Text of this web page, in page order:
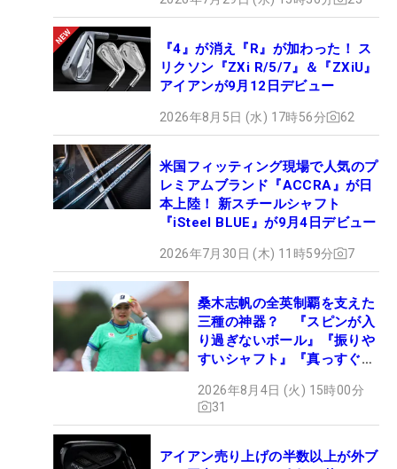
『4』が消え『R』が加わった！ ス
リクソン『ZXi R/5/7』＆『ZXiU』
アイアンが9月12日デビュー
2026年8月5日 (水) 17時56分 62
米国フィッティング現場で人気のプ
レミアムブランド『ACCRA』が日
本上陸！ 新スチールシャフト
『iSteel BLUE』が9月4日デビュー
2026年7月30日 (木) 11時59分 7
桑木志帆の全英制覇を支えた
三種の神器？ 『スピンが入
り過ぎないボール』『振りや
すいシャフト』『真っすぐ飛
セッティング
2026年8月4日 (火) 15時00分
31
アイアン売り上げの半数以上が外ブ